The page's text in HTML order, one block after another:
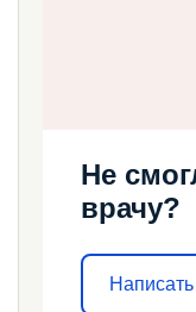
Не
врачу?